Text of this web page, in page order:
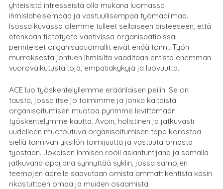
yhteisistä intresseistä olla mukana luomassa
ihmisläheisempää ja vastuullisempaa työmaailmaa.
Isossa kuvassa olemme tulleet sellaiseen pisteeseen, että
etenkään tietotyötä vaativissa organisaatioissa
perinteiset organisaatiomallit eivät enää toimi. Työn
murroksesta johtuen ihmisiltä vaaditaan entistä enemmän
vuorovaikutustaitoja, empatiakykyjä ja luovuutta.
ACE luo työskentelyllemme eräänlaisen peilin. Se on
tausta, jossa itse jo toimimme ja jonka kaltaista
organisoitumisen muotoa pyrimme levittämään
työskentelymme kautta. Avoin, holistinen ja jatkuvasti
uudelleen muotoutuva organisoitumisen tapa korostaa
siellä toimivan yksilön toimijuutta ja vastuuta omasta
työstään. Jokaisen ihmisen rooli asiantuntijana ja samalla
jatkuvana oppijana synnyttää syklin, jossa samojen
teemojen äärelle saavutaan omista ammattikentistä käsin
rikastuttaen omaa ja muiden osaamista.